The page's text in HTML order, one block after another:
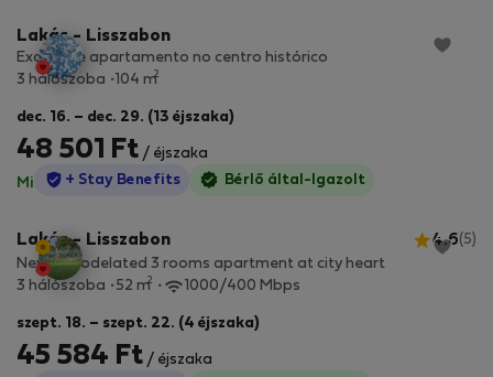
Lakás - Lisszabon
Excelente apartamento no centro histórico
3 hálószoba
104 m2
dec. 16. – dec. 29. (13 éjszaka)
48 501 Ft / éjszaka
Minden díj benne van·Nincs kaució
StayProtection
+ Stay Benefits Bérlő által-Igazolt
Lakás - Lisszabon 4.6 (5)
New remodelated 3 rooms apartment at city heart
3 hálószoba
52 m2 1000/400 Mbps
szept. 18. – szept. 22. (4 éjszaka)
45 584 Ft / éjszaka